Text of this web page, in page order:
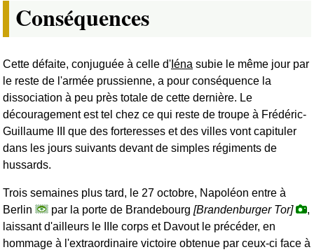
Conséquences
Cette défaite, conjuguée à celle d' Iéna subie le même jour par
le reste de l'armée prussienne, a pour conséquence la
dissociation à peu près totale de cette dernière. Le
découragement est tel chez ce qui reste de troupe à Frédéric-
Guillaume III que des forteresses et des villes vont capituler
dans les jours suivants devant de simples régiments de
hussards.
Trois semaines plus tard, le 27 octobre, Napoléon entre à
Berlin
par la porte de Brandebourg [Brandenburger Tor]
,
laissant d'ailleurs le IIIe corps et Davout le précéder, en
hommage à l'extraordinaire victoire obtenue par ceux-ci face à